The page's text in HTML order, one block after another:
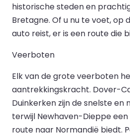
historische steden en
Bretagne. Of u nu te voet, op
auto reist, er is een route die
Veerboten
Elk van de grote veerboten
aantrekkingskracht. Dover-
Duinkerken zijn de snelste en
terwijl Newhaven-Dieppe
route naar Normandië biedt.